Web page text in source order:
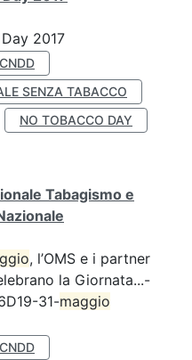
2017
CNDD
SENZA TABACCO
NO TOBACCO DAY
Tabagismo e
, l’OMS e i partner
la Giornata...-
31-maggio
CNDD